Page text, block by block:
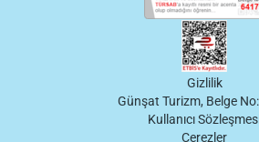
Gizlilik
Günşat Turizm, Belge
Kullanıcı
Çerezler